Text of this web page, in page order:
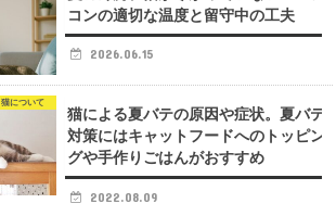
コンの適切な温度と留守中の工夫
2026.06.15
猫について
猫による夏バテの原因や症状。夏バテ
対策にはキャットフードへのトッピン
グや手作りごはんがおすすめ
2022.08.09